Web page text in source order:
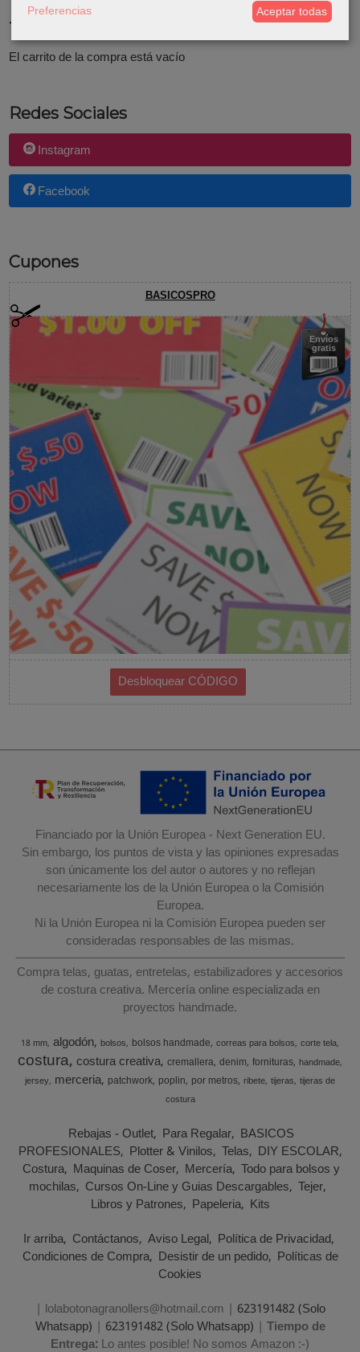
Tu Carrito (0)
El carrito de la compra está vacío
Redes Sociales
Instagram
Facebook
Cupones
BASICOSPRO
Envíos
gratis
Financiado por la Unión Europea - Next Generation EU.
Sin embargo, los puntos de vista y las opiniones expresadas
son únicamente los del autor o autores y no reflejan
necesariamente los de la Unión Europea o la Comisión
Europea.
Ni la Unión Europea ni la Comisión Europea pueden ser
consideradas responsables de las mismas.
Compra telas, guatas, entretelas, estabilizadores y accesorios
de costura creativa. Mercería online especializada en
proyectos handmade.
18 mm algodón bolsos bolsos handmade correas para bolsos corte tela
costura costura creativa cremallera denim fornituras handmade
jersey merceria patchwork poplin por metros ribete tijeras tijeras de
costura
Rebajas - Outlet Para Regalar BASICOS
PROFESIONALES Plotter & Vinilos Telas DIY ESCOLAR
Costura Maquinas de Coser Mercería Todo para bolsos y
mochilas Cursos On-Line y Guias Descargables Tejer
Libros y Patrones Papeleria Kits
Ir arriba Contáctanos Aviso Legal Política de Privacidad
Condiciones de Compra Desistir de un pedido Políticas de
Cookies
| lolabotonagranollers@hotmail.com | 623191482 (Solo
Whatsapp) | 623191482 (Solo Whatsapp) | Tiempo de
Entrega:Lo antes posible! No somos Amazon :-)
Preferencias Aceptar todas